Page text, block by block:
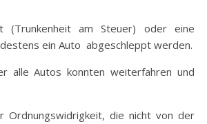
(Trunkenheit am Steuer) oder eine
ein Auto abgeschleppt werden.
alle Autos konnten weiterfahren und
die nicht von der